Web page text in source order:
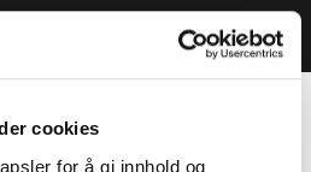
cookies
for å gi innhold og